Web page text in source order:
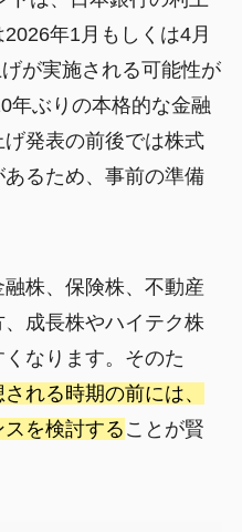
年1月もしくは4月
が実施される可能性が
年ぶりの本格的な金融
発表の前後では株式
るため、事前の準備
株、保険株、不動産
成長株やハイテク株
なります。そのた
れる時期の前には、
を検討する ことが賢